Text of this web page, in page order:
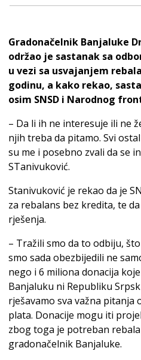
Gradonačelnik Banjaluke
održao je sastanak sa
u vezi sa usvajanjem
godinu, a kako rekao,
osim SNSD i Narodnog
– Da li ih ne interesuje ili ne
njih treba da pitamo. Svi
su me i posebno zvali da se
STanivuković.
Stanivuković je rekao da je
za rebalans bez kredita, te
rješenja.
– Tražili smo da to odbiju,
smo sada obezbijedili ne
nego i 6 miliona donacija
Banjaluku ni Republiku
rješavamo sva važna pitanja
plata. Donacije mogu iti
zbog toga je potreban
gradonačelnik Banjaluke.